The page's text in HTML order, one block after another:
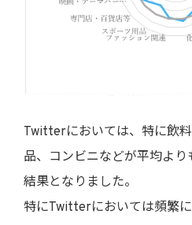
Twitterにおいては、特に飲
品、コンビニなどが平均よ
結果となりました。
特にTwitterにおいては頻繁